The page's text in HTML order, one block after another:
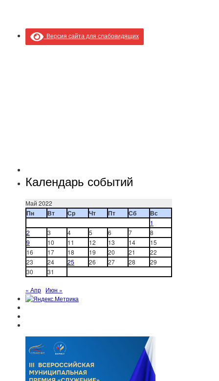
Версия сайта для слабовидящих
Календарь событий
Май 2022
Пн Вт Ср Чт Пт Сб Вс
1
2
3 4 5 6 7
8
9
10 11 12 13 14
15
16
17 18 19 20 21
22
23
24 25 26 27 28
29
30
31
« Апр Июн »